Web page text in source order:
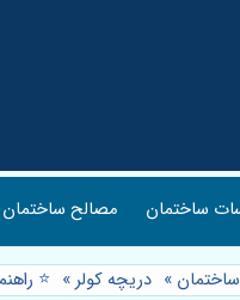
ساختمان مصالح ساختمان
» دریچه کولر»
⭐️